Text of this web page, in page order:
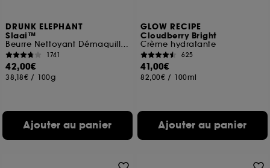
DRUNK ELEPHANT
Slaai™
Beurre Nettoyant Démaquillant
1741
42,00€
38,18€ / 100g
Ajouter au panier
GLOW RECIPE
Cloudberry Bright
Crème hydratante
625
41,00€
82,00€ / 100ml
Ajouter au panier